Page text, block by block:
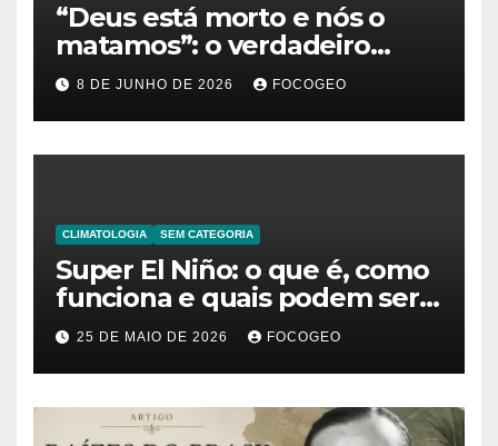
“Deus está morto e nós o
matamos”: o verdadeiro
significado da frase de
Friedrich Nietzsche
8 DE JUNHO DE 2026 FOCOGEO
CLIMATOLOGIA SEM CATEGORIA
Super El Niño: o que é, como
funciona e quais podem ser
os impactos desse fenômeno
climático extremo no Brasil e
no mundo
25 DE MAIO DE 2026 FOCOGEO